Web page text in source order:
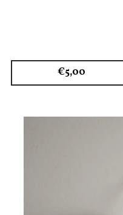
€5,00